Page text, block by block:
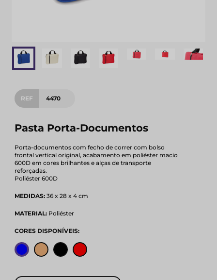
REF 4470
Pasta Porta-Documentos
Porta-documentos com fecho de correr com bolso
frontal vertical original, acabamento em poliéster macio
600D em cores brilhantes e alças de transporte
reforçadas.
Poliéster 600D
MEDIDAS: 36 x 28 x 4 cm
MATERIAL: Poliéster
CORES DISPONÍVEIS: